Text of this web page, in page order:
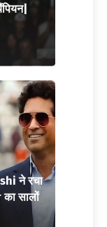
ने रचा
सालों